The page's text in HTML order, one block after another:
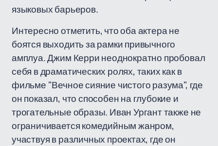
языковых барьеров.
Интересно отметить, что оба актера не
боятся выходить за рамки привычного
амплуа. Джим Керри неоднократно пробовал
себя в драматических ролях, таких как в
фильме "Вечное сияние чистого разума", где
он показал, что способен на глубокие и
трогательные образы. Иван Ургант также не
ограничивается комедийным жанром,
участвуя в различных проектах, где он